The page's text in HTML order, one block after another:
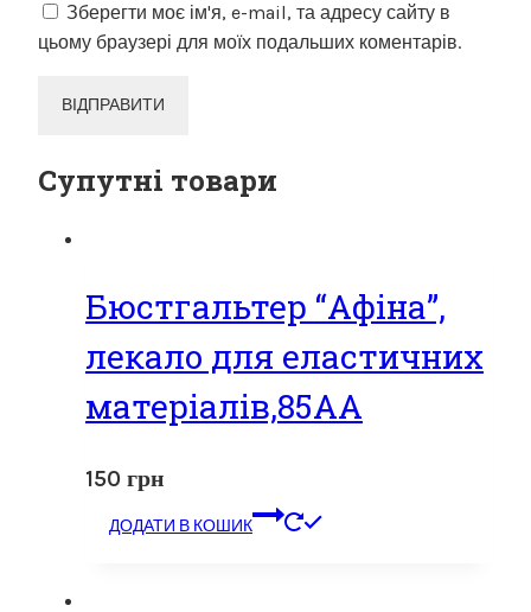
Зберегти моє ім'я, e-mail, та адресу сайту в
цьому браузері для моїх подальших коментарів.
Супутні товари
Бюстгальтер “Афіна”,
лекало для еластичних
матеріалів,85АА
150 грн
ДОДАТИ В КОШИК